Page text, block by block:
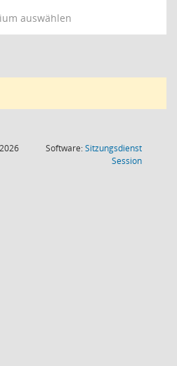
auswählen
Software:Sitzungsdienst
Session(Wird in